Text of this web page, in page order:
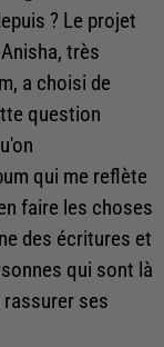
? Le projet
très
a choisi de
question
qui me reflète
faire les choses
des écritures et
qui sont là
rassurer ses